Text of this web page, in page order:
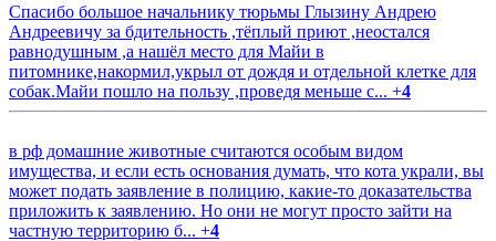
Спасибо большое начальнику тюрьмы Глызину Андрею
Андреевичу за бдительность ,тёплый приют ,неостался
равнодушным ,а нашёл место для Майи в
питомнике,накормил,укрыл от дождя и отдельной клетке для
собак.Майи пошло на пользу ,проведя меньше с... +4
в рф домашние животные считаются особым видом
имущества, и если есть основания думать, что кота украли, вы
может подать заявление в полицию, какие-то доказательства
приложить к заявлению. Но они не могут просто зайти на
частную территорию б... +4